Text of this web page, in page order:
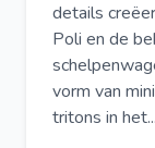
details
Poli en de
vorm van
tritons in het...